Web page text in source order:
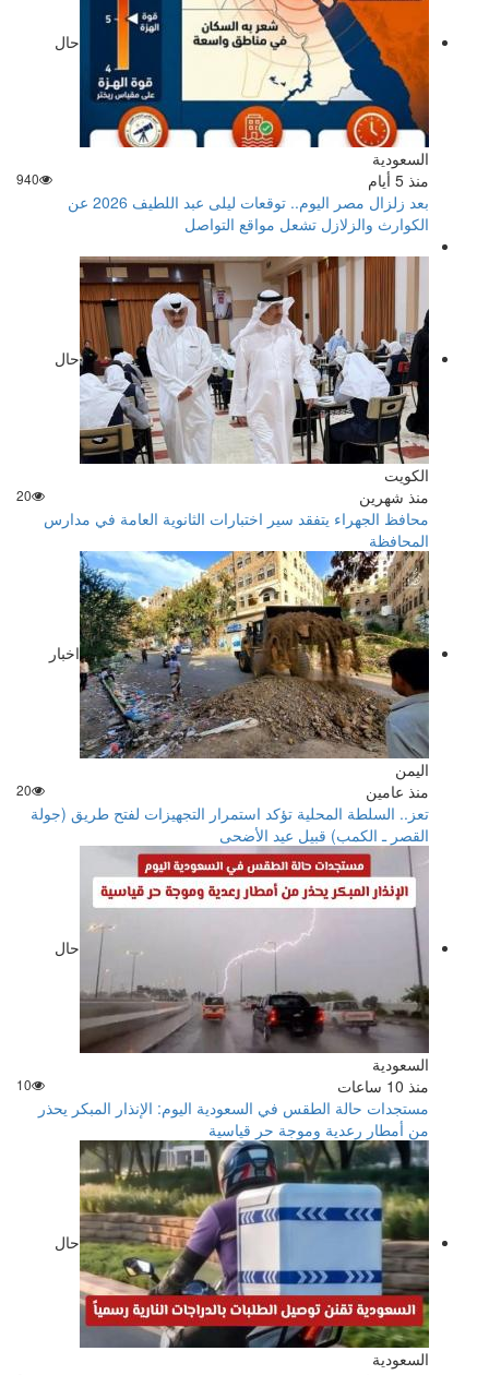
حال
السعودية
منذ 5 أيام
940
بعد زلزال مصر اليوم.. توقعات ليلى عبد اللطيف 2026 عن
الكوارث والزلازل تشعل مواقع التواصل
حال
الكويت
منذ شهرين
20
محافظ الجهراء يتفقد سير اختبارات الثانوية العامة في مدارس
المحافظة
اخبار
اليمن
منذ عامين
20
تعز.. السلطة المحلية تؤكد استمرار التجهيزات لفتح طريق (جولة
القصر ـ الكمب) قبيل عيد الأضحى
حال
السعودية
منذ 10 ساعات
10
مستجدات حالة الطقس في السعودية اليوم: الإنذار المبكر يحذر
من أمطار رعدية وموجة حر قياسية
حال
السعودية